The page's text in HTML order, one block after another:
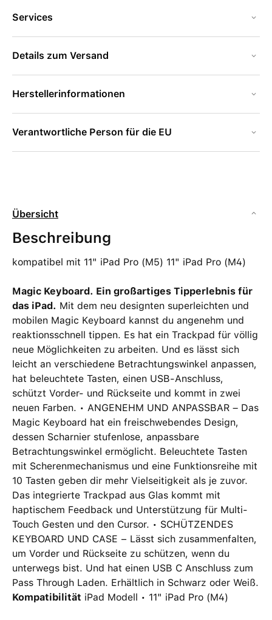
Services
Details zum Versand
Herstellerinformationen
Verantwortliche Person für die EU
Übersicht
Beschreibung
kompatibel mit 11" iPad Pro (M5) 11" iPad Pro (M4)
Magic Keyboard. Ein großartiges Tipperlebnis für
das iPad. Mit dem neu designten superleichten und
mobilen Magic Keyboard kannst du angenehm und
reaktionsschnell tippen. Es hat ein Trackpad für völlig
neue Möglichkeiten zu arbeiten. Und es lässt sich
leicht an verschiedene Betrachtungswinkel anpassen,
hat beleuchtete Tasten, einen USB-Anschluss,
schützt Vorder- und Rückseite und kommt in zwei
neuen Farben. • ANGENEHM UND ANPASSBAR – Das
Magic Keyboard hat ein freischwebendes Design,
dessen Scharnier stufenlose, anpassbare
Betrachtungswinkel ermöglicht. Beleuchtete Tasten
mit Scherenmechanismus und eine Funktionsreihe mit
10 Tasten geben dir mehr Vielseitigkeit als je zuvor.
Das integrierte Trackpad aus Glas kommt mit
haptischem Feedback und Unterstützung für Multi-
Touch Gesten und den Cursor. • SCHÜTZENDES
KEYBOARD UND CASE − Lässt sich zusammenfalten,
um Vorder und Rückseite zu schützen, wenn du
unterwegs bist. Und hat einen USB C Anschluss zum
Pass Through Laden. Erhältlich in Schwarz oder Weiß.
Kompatibilität iPad Modell • 11" iPad Pro (M4)